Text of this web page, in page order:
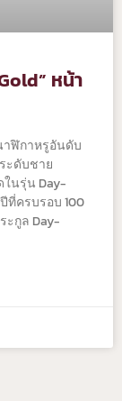
หน้า
าฬิกาหรูอันดับ
ะดับชาย
ในรุ่น Day-
ที่ครบรอบ 100
ะกูล Day-